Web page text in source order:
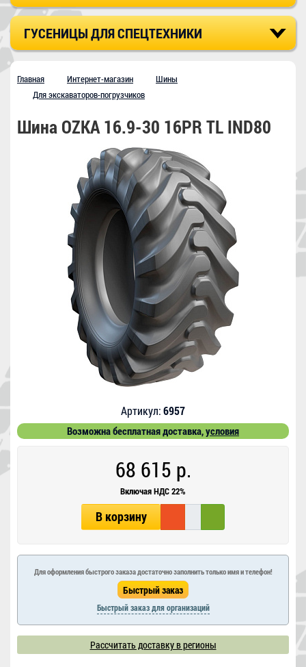
ГУСЕНИЦЫ ДЛЯ СПЕЦТЕХНИКИ
Главная Интернет-магазин
Шины
Для экскаваторов-погрузчиков
Шина OZKA 16.9-30 16PR TL IND80
Артикул:6957
Возможна бесплатная доставка,условия
68 615 р.
Включая НДС 22%
В корзину
Для оформления быстрого заказа достаточно заполнить только имя и телефон!
Быстрый заказ для организаций
Рассчитать доставку в регионы